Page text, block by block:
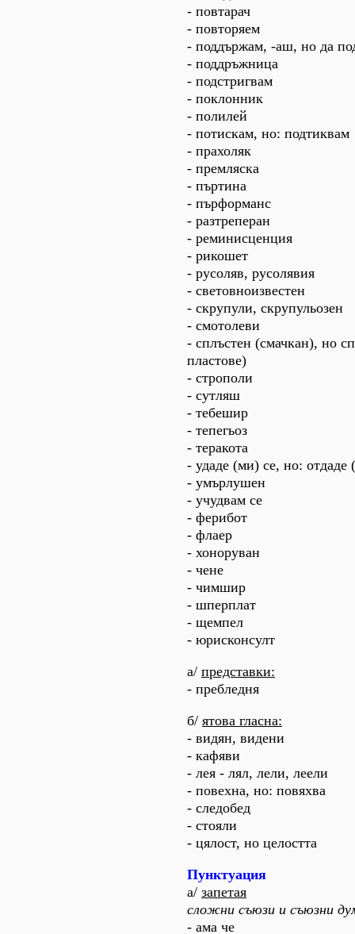
- повтарач
- повторяем
- поддържам, -аш, но да
- поддръжница
- подстригвам
- поклонник
- полилей
- потискам, но: подтиквам
- прахоляк
- премляска
- пъртина
- пърформанс
- разтреперан
- реминисценция
- рикошет
- русоляв, русолявия
- световноизвестен
- скрупули, скрупульозен
- смотолеви
- сплъстен (смачкан), но
пластове)
- строполи
- сутляш
- тебешир
- тепегьоз
- теракота
- удаде (ми) се, но: отдаде
- умърлушен
- учудвам се
- ферибот
- флаер
- хоноруван
- чене
- чимшир
- шперплат
- щемпел
- юрисконсулт
а/ представки:
- пребледня
б/ ятова гласна:
- видян, видени
- кафяви
- лея - лял, лели, леели
- повехна, но: повяхва
- следобед
- стояли
- цялост, но целостта
Пунктуация
а/ запетая
сложни съюзи и съюзни
- ама че